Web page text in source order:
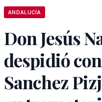
ANDALUCÍA
Don Jesús
despidió
Sanchez